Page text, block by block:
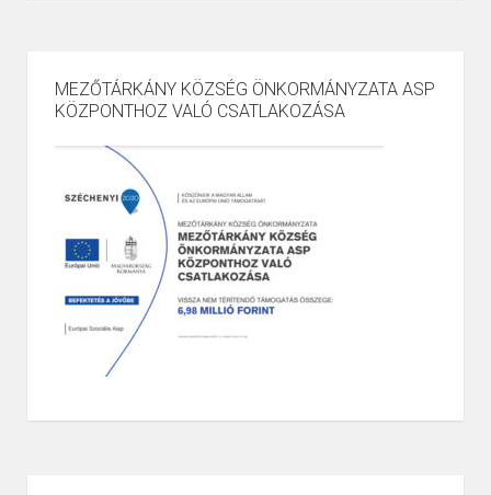
MEZŐTÁRKÁNY KÖZSÉG ÖNKORMÁNYZATA ASP
KÖZPONTHOZ VALÓ CSATLAKOZÁSA